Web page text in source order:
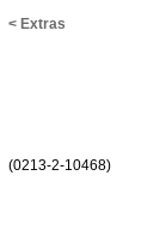
< Extras
(0213-2-10468)